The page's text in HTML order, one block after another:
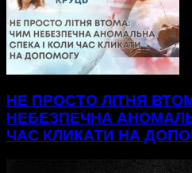
НЕ ПРОСТО ЛІТНЯ
НЕБЕЗПЕЧНА
ЧАС КЛИКАТИ НА